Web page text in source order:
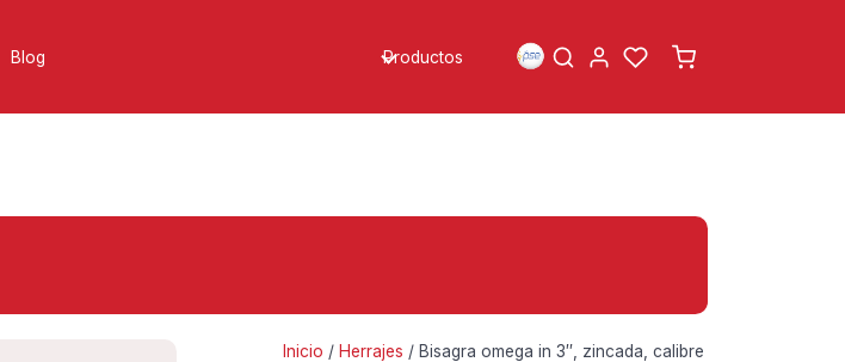
Blog Productos
Inicio / Herrajes / Bisagra omega in 3″, zincada, calibre